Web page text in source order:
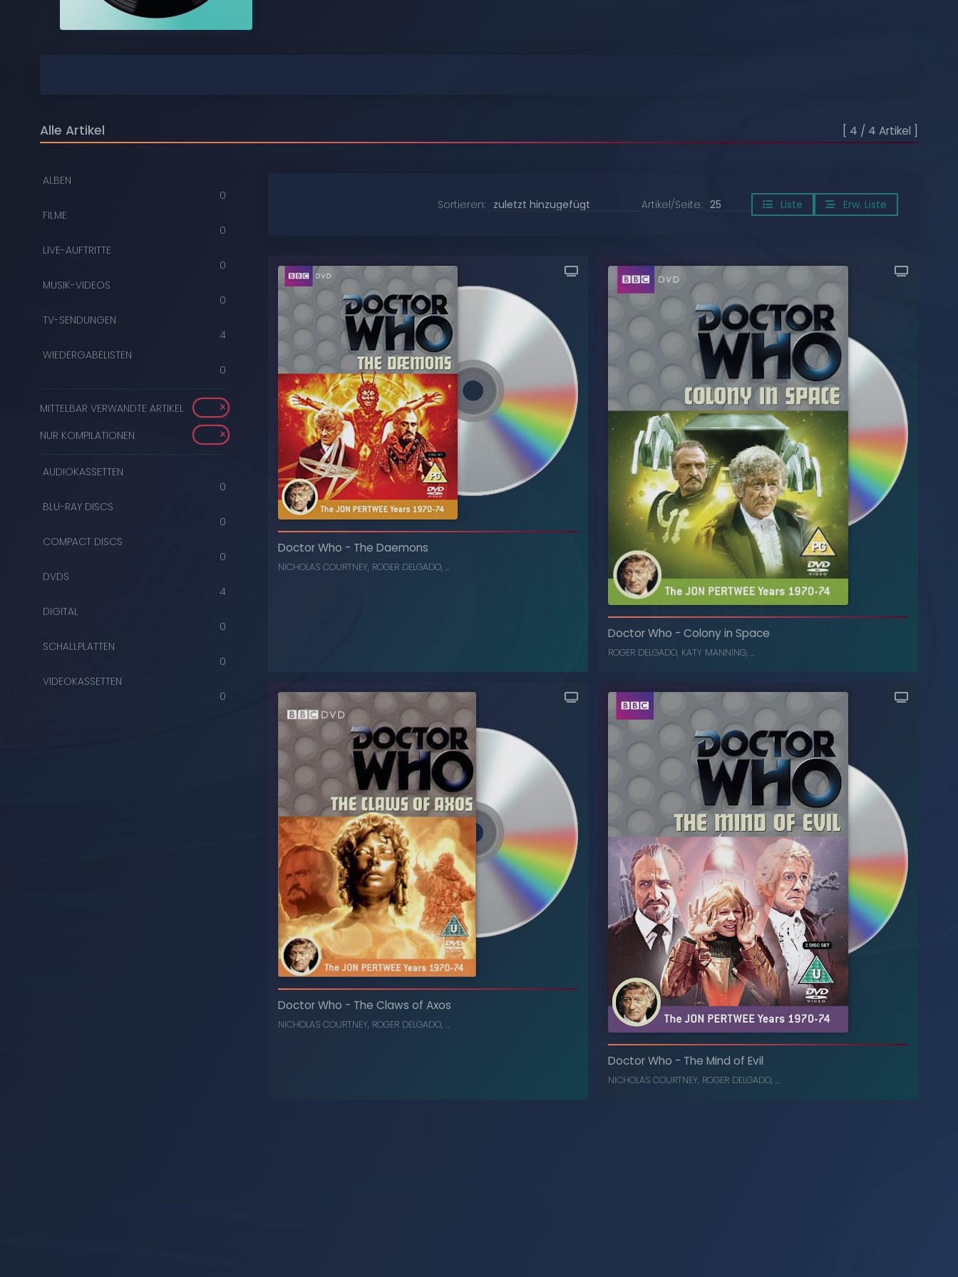
Durchstöbern
Alle Artikel [ 4 / 4 Artikel ]
ALBEN
0
FILME
0
LIVE-AUFTRITTE
0
MUSIK-VIDEOS
0
TV-SENDUNGEN
4
WIEDERGABELISTEN
0
MITTELBAR VERWANDTE ARTIKEL
NUR KOMPILATIONEN
AUDIOKASSETTEN
0
BLU-RAY DISCS
0
COMPACT DISCS
0
DVDS
4
DIGITAL
0
SCHALLPLATTEN
0
VIDEOKASSETTEN
0
Sortieren: Artikel/Seite: Liste Erw. Liste
Doctor Who - The Daemons
NICHOLAS COURTNEY, ROGER DELGADO, ...
The Daemons
Doctor Who - Colony in Space
ROGER DELGADO, KATY MANNING, ...
Doctor Who
-
Colony in Space
, ...
Doctor Who - The Claws of Axos
NICHOLAS COURTNEY, ROGER DELGADO, ...
Doctor Who - The Mind of Evil
NICHOLAS COURTNEY, ROGER DELGADO, ...